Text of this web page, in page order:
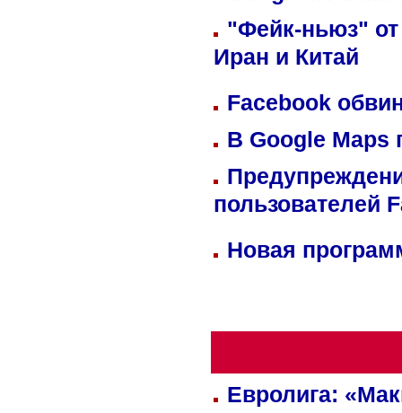
"Фейк-ньюз" от
Иран и Китай
Facebook
В Google Maps
пользователей
Новая
Евролига: